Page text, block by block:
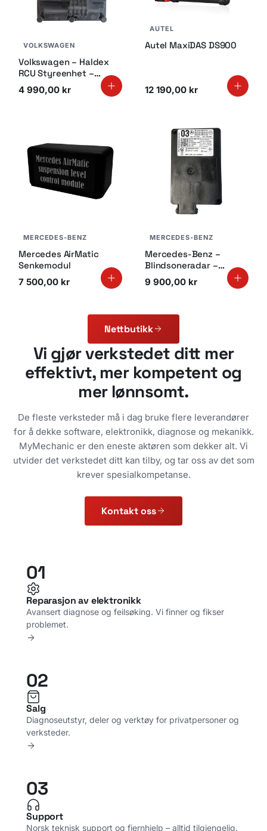
VOLKSWAGEN
Volkswagen – Haldex
RCU Styreenhet –
0AY907554J – Brukt
4 990,00 kr
AUTEL
Autel MaxiDAS DS900
12 190,00 kr
MERCEDES-BENZ
Mercedes AirMatic
Senkemodul
7 500,00 kr
MERCEDES-BENZ
Mercedes-Benz –
Blindsoneradar –
A0009055701 /
A0009028407 /
9 900,00 kr
Nettbutikk
Vi gjør verkstedet ditt mer
effektivt, mer kompetent og
mer lønnsomt.
De fleste verksteder må i dag bruke flere leverandører
for å dekke software, elektronikk, diagnose og mekanikk.
MyMechanic er den eneste aktøren som dekker alt. Vi
utvider det verkstedet ditt kan tilby, og tar oss av det som
krever spesialkompetanse.
Kontakt oss
01
Reparasjon av elektronikk
Avansert diagnose og feilsøking. Vi finner og fikser
problemet.
02
Salg
Diagnoseutstyr, deler og verktøy for privatpersoner og
verksteder.
03
Support
Norsk teknisk support og fjernhjelp – alltid tilgjengelig.